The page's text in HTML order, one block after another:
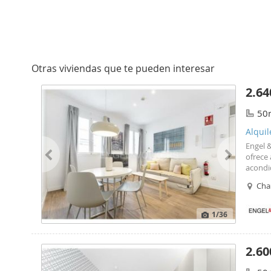
Otras viviendas que te pueden interesar
1/36
Engel
ofrece
renta.
el
única